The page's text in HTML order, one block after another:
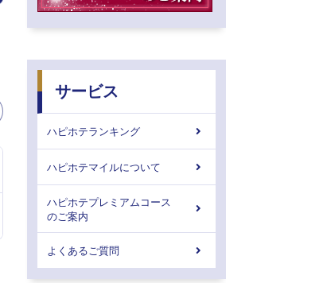
サービス
ハピホテランキング
ハピホテマイルについて
ハピホテプレミアムコース
のご案内
よくあるご質問